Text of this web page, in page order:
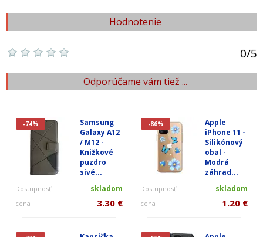
Hodnotenie
0/5
Odporúčame vám tiež ...
-74%
Samsung
Galaxy A12
/ M12 -
Knižkové
puzdro
sivé...
Dostupnosť skladom
cena 3.30 €
-86%
Apple
iPhone 11 -
Silikónový
obal -
Modrá
záhrad...
Dostupnosť skladom
cena 1.20 €